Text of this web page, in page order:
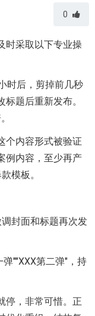
0
时采取以下专业操
时后，剪掉前几秒
题后重新发布。
个内容形式被验证
例内容，至少再产
模板。
封面和标题再次发
""XXX第二弹"，持
停，非常可惜。正